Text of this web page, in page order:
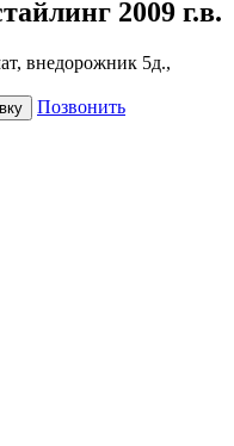
2009 г.в.
внедорожник 5д.,
Позвонить